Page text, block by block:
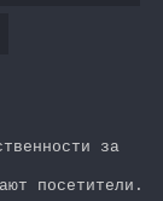
за
посетители.